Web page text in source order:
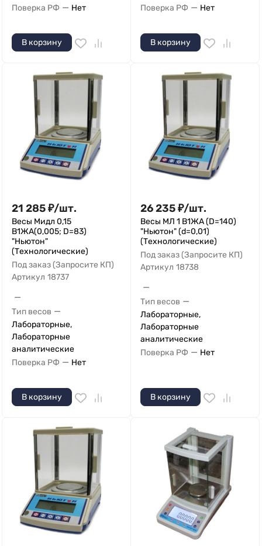
Поверка РФ — Нет
В корзину
Поверка РФ — Нет
В корзину
21 285₽/шт.
Весы Мидл 0,15
В1ЖА(0,005; D=83)
"Ньютон"
(Технологические)
Под заказ (Запросите КП)
Артикул 18737
—
Тип весов —
Лабораторные,
Лабораторные
аналитические
Поверка РФ — Нет
В корзину
26 235₽/шт.
Весы МЛ 1 В1ЖА (D=140)
"Ньютон" (d=0,01)
(Технологические)
Под заказ (Запросите КП)
Артикул 18738
—
Тип весов —
Лабораторные,
Лабораторные
аналитические
Поверка РФ — Нет
В корзину